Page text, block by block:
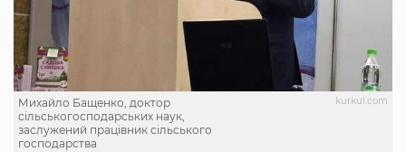
kurkul.com
Михайло Бащенко, доктор
сільськогосподарських наук,
заслужений працівник сільського
господарства